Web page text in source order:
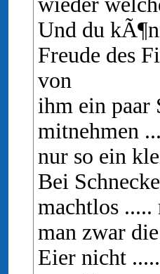
Und du
Freude des
von
ihm ein paar
mitnehmen
nur so ein
Bei
machtlos
man zwar
Eier nicht